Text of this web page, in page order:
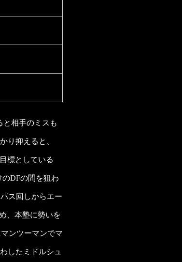
と相手のミスも
り抑えると、
標としている
DFの間を狙わ
ス回しからエー
、本塾に勢いを
ンツーマンでマ
したミドルシュ